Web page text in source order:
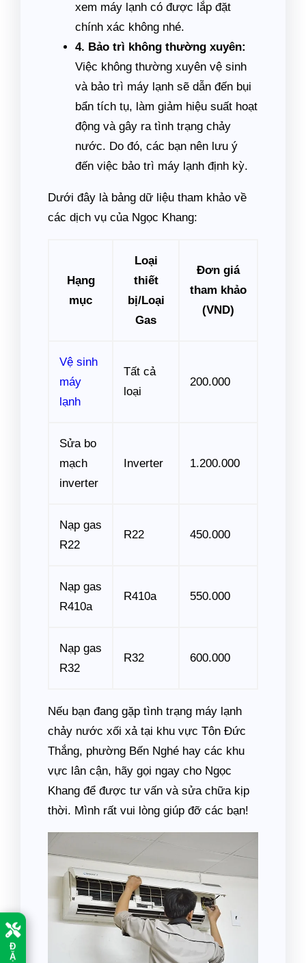
Đ
Ặ
xem máy lạnh có được lắp đặt
chính xác không nhé.
4. Bảo trì không thường xuyên:
Việc không thường xuyên vệ sinh
và bảo trì máy lạnh sẽ dẫn đến bụi
bẩn tích tụ, làm giảm hiệu suất hoạt
động và gây ra tình trạng chảy
nước. Do đó, các bạn nên lưu ý
đến việc bảo trì máy lạnh định kỳ.
Dưới đây là bảng dữ liệu tham khảo về
các dịch vụ của Ngọc Khang:
Hạng
mục
Loại
thiết
bị/Loại
Gas
Đơn giá
tham khảo
(VND)
Vệ sinh
máy
lạnh
Tất cả
loại
200.000
Sửa bo
mạch
inverter
Inverter 1.200.000
Nạp gas
R22
R22 450.000
Nạp gas
R410a
R410a 550.000
Nạp gas
R32
R32 600.000
Nếu bạn đang gặp tình trạng máy lạnh
chảy nước xối xả tại khu vực Tôn Đức
Thắng, phường Bến Nghé hay các khu
vực lân cận, hãy gọi ngay cho Ngọc
Khang để được tư vấn và sửa chữa kịp
thời. Mình rất vui lòng giúp đỡ các bạn!